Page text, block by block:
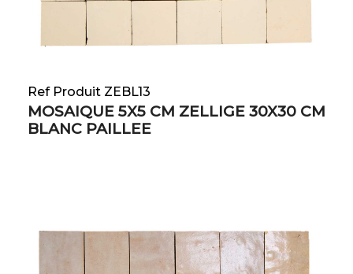
Ref Produit ZEBL13
MOSAIQUE 5X5 CM ZELLIGE 30X30 CM
BLANC PAILLEE